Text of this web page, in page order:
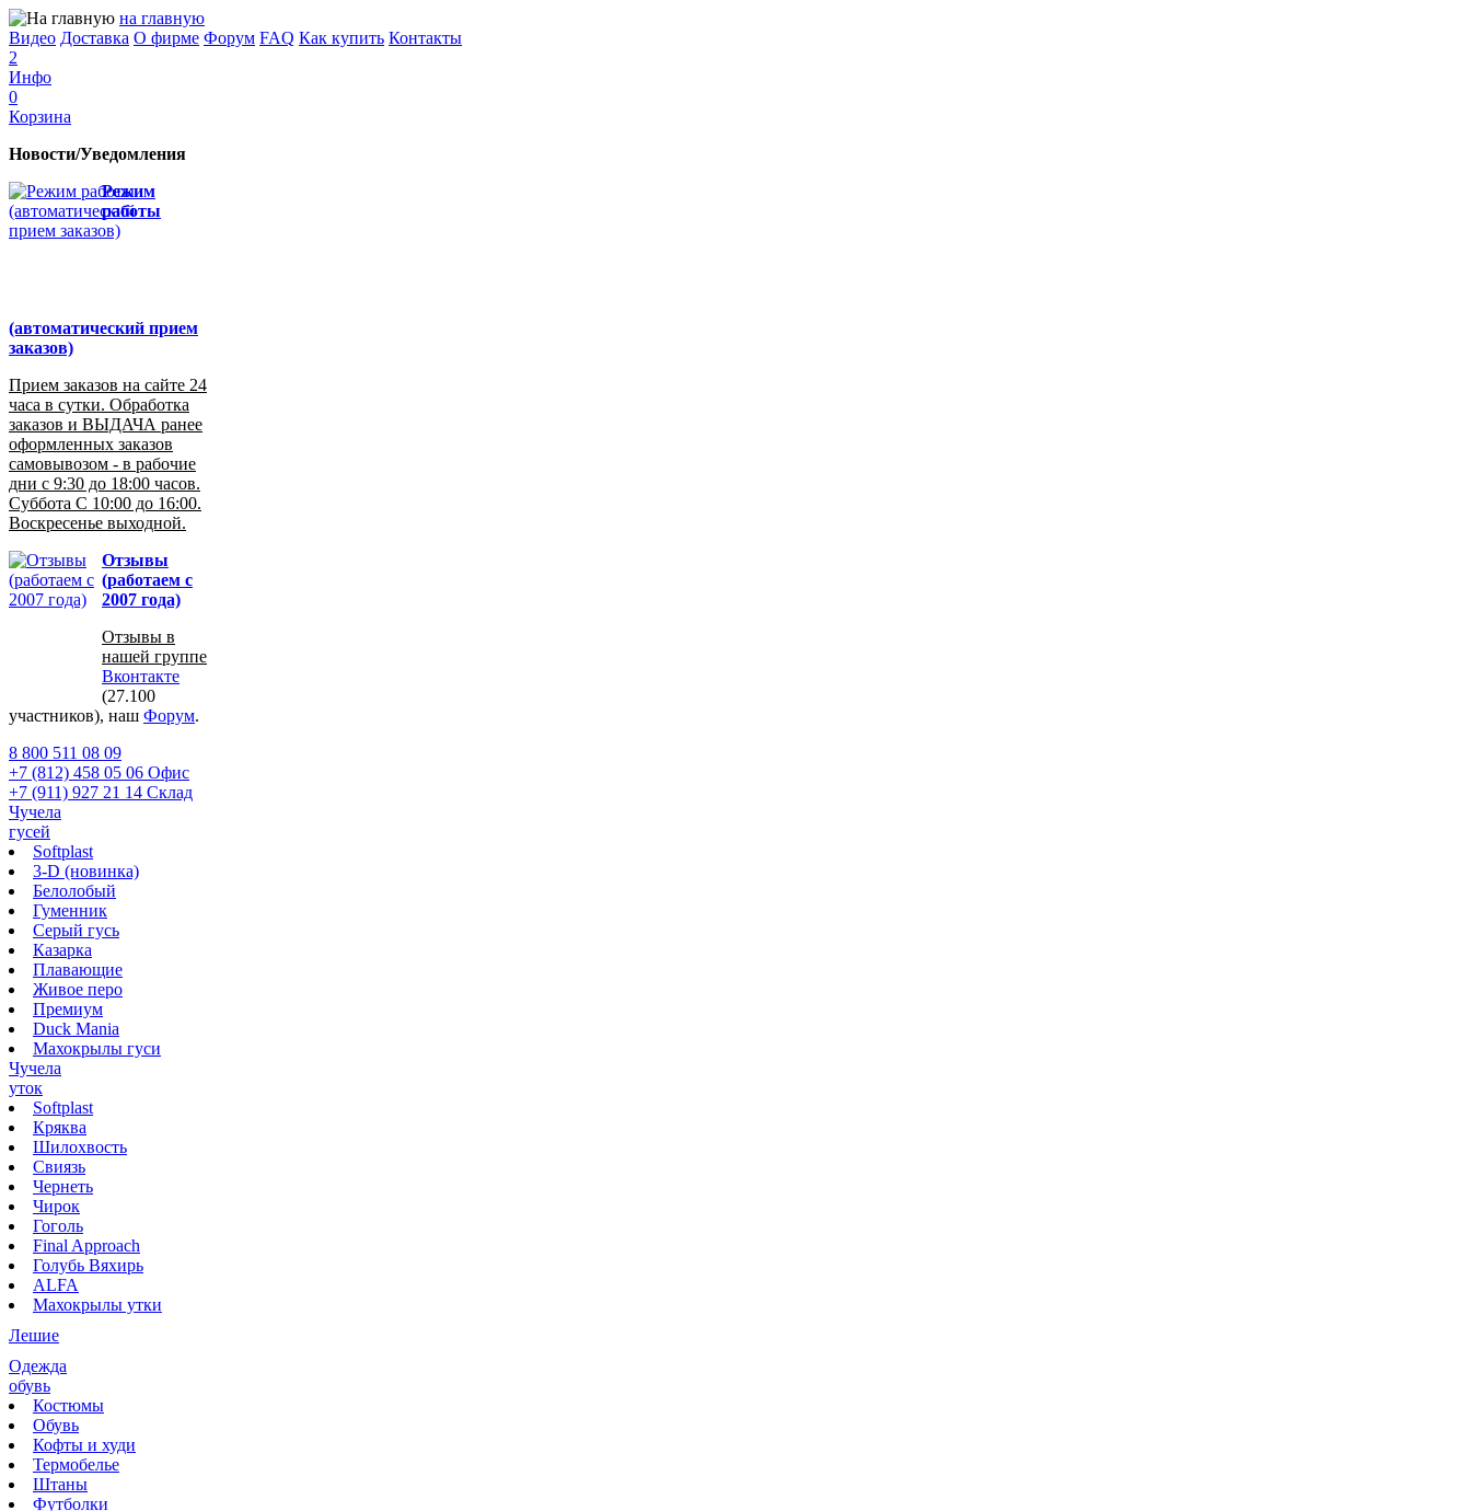
на главную
Видео Доставка О фирме Форум FAQ Как купить Контакты
2
Инфо
0
Корзина
Новости/Уведомления
Режим
работы
(автоматический прием
заказов)
Прием заказов на сайте 24
часа в сутки. Обработка
заказов и ВЫДАЧА ранее
оформленных заказов
самовывозом - в рабочие
дни с 9:30 до 18:00 часов.
Суббота С 10:00 до 16:00.
Воскресенье выходной.
Отзывы
(работаем с
2007 года)
Отзывы в
нашей группе
Вконтакте
(27.100
участников), наш Форум.
8 800 511 08 09
+7 (812) 458 05 06 Офис
+7 (911) 927 21 14 Склад
Чучела
гусей
Softplast
3-D (новинка)
Белолобый
Гуменник
Серый гусь
Казарка
Плавающие
Живое перо
Премиум
Duck Mania
Махокрылы гуси
Чучела
уток
Softplast
Кряква
Шилохвость
Свиязь
Чернеть
Чирок
Гоголь
Final Approach
Голубь Вяхирь
ALFA
Махокрылы утки
Лешие
Одежда
обувь
Костюмы
Обувь
Кофты и худи
Термобелье
Штаны
Футболки